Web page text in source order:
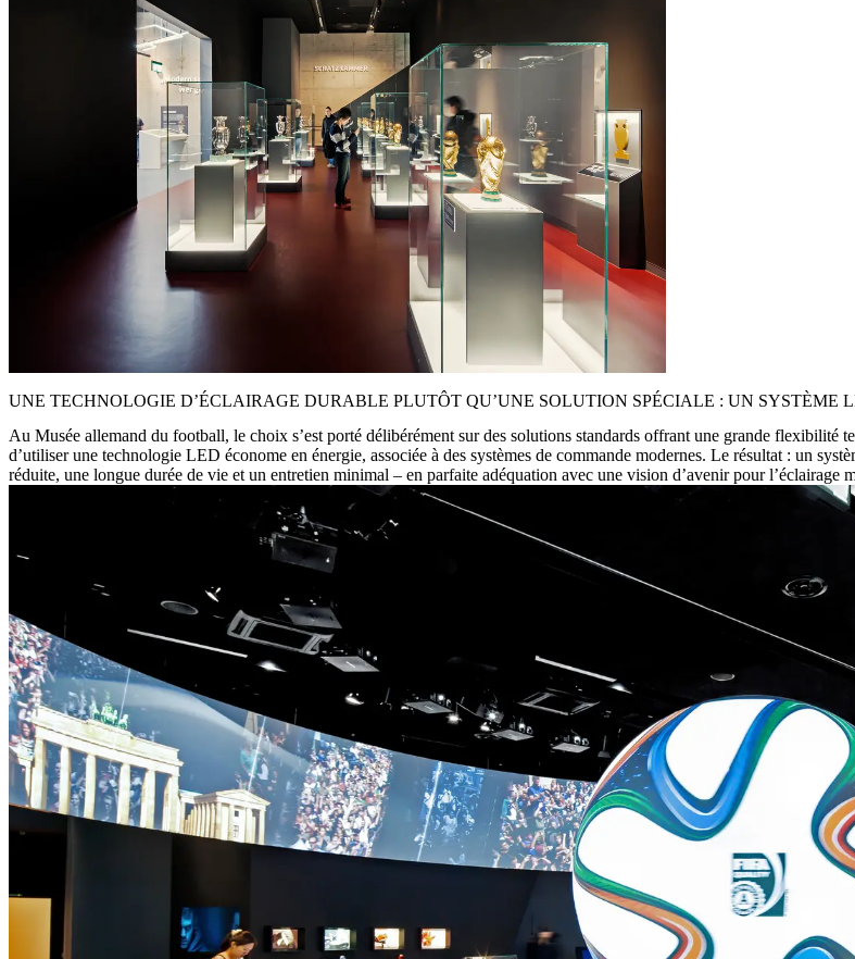
UNE TECHNOLOGIE D’ÉCLAIRAGE DURABLE PLUTÔT QU’UNE SOLUTION SPÉCIALE : UN SYSTÈME
Au Musée allemand du football, le choix s’est porté délibérément sur des solutions standards offrant une grande flexibilité
d’utiliser une technologie LED économe en énergie, associée à des systèmes de commande modernes. Le résultat : un
réduite, une longue durée de vie et un entretien minimal – en parfaite adéquation avec une vision d’avenir pour l’éclairage